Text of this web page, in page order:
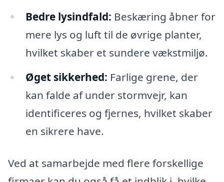
Bedre lysindfald: Beskæring åbner for
mere lys og luft til de øvrige planter,
hvilket skaber et sundere vækstmiljø.
Øget sikkerhed: Farlige grene, der
kan falde af under stormvejr, kan
identificeres og fjernes, hvilket skaber
en sikrere have.
Ved at samarbejde med flere forskellige